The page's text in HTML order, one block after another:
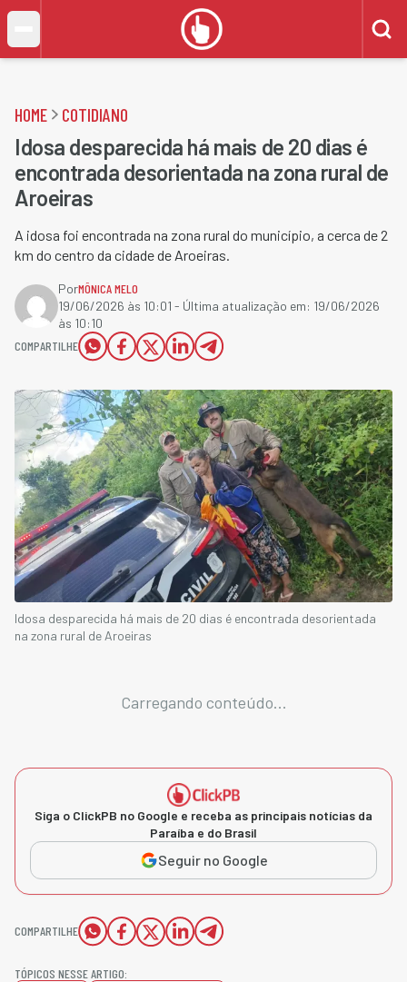
HOME COTIDIANO
Idosa desparecida há mais de 20 dias é
encontrada desorientada na zona rural de
Aroeiras
A idosa foi encontrada na zona rural do município, a cerca de 2
km do centro da cidade de Aroeiras.
PorMÔNICA MELO
19/06/2026 às 10:01 - Última atualização em: 19/06/2026
às 10:10
COMPARTILHE
Idosa desparecida há mais de 20 dias é encontrada desorientada
na zona rural de Aroeiras
Carregando conteúdo...
Siga o ClickPB no Google e receba as principais notícias da
Paraíba e do Brasil
Seguir no Google
COMPARTILHE
TÓPICOS NESSE ARTIGO: